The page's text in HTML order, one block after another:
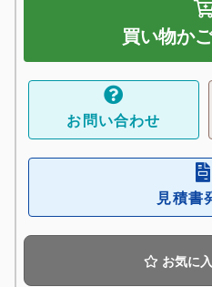
買い物か
お問い合わせ
見積書
お気に